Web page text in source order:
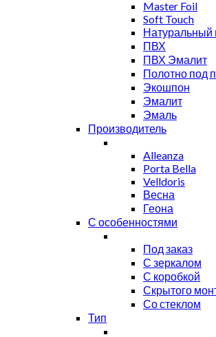
Master Foil
Soft Touch
Натуральный
ПВХ
ПВХ Эмалит
Полотно под
Экошпон
Эмалит
Эмаль
Производитель
Alleanza
Porta Bella
Velldoris
Весна
Геона
С особенностями
Под заказ
С зеркалом
С коробкой
Скрытого
Со стеклом
Тип